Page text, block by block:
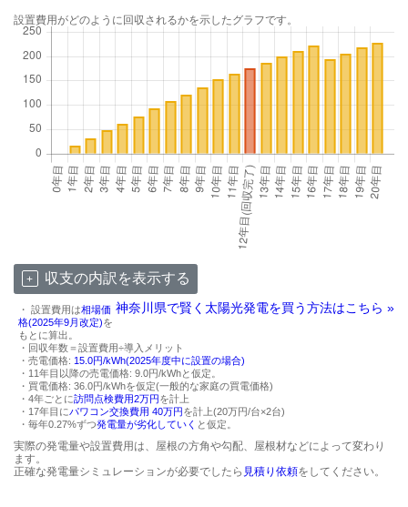
設置費用がどのように回収されるかを示したグラフです。
収支の内訳を表示する
神奈川県で賢く太陽光発電を買う方法はこちら »
・ 設置費用は相場価
格(2025年9月改定)を
もとに算出。
・回収年数＝設置費用÷導入メリット
・売電価格: 15.0円/kWh(2025年度中に設置の場合)
・11年目以降の売電価格: 9.0円/kWhと仮定。
・買電価格: 36.0円/kWhを仮定(一般的な家庭の買電価格)
・4年ごとに訪問点検費用2万円を計上
・17年目にパワコン交換費用 40万円を計上(20万円/台×2台)
・毎年0.27%ずつ発電量が劣化していく と仮定。
実際の発電量や設置費用は、屋根の方角や勾配、屋根材などによって変わり
ます。
正確な発電量シミュレーションが必要でしたら 見積り依頼をしてください。